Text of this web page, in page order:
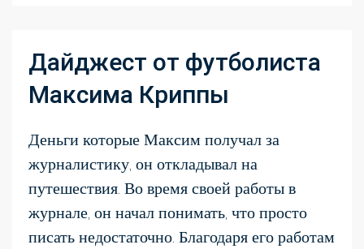
Дайджест от футболиста
Максима Криппы
Деньги которые Максим получал за
журналистику, он откладывал на
путешествия. Во время своей работы в
журнале, он начал понимать, что просто
писать недостаточно. Благодаря его работам